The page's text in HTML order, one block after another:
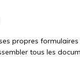
propres
tous les